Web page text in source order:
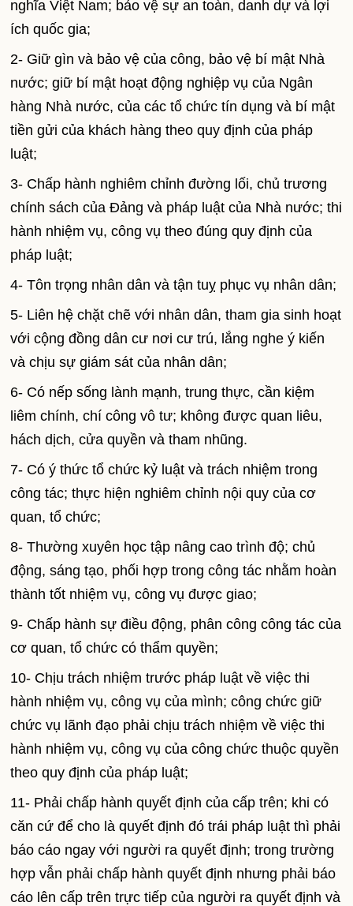
nghĩa Việt Nam; bảo vệ sự an toàn, danh dự và lợi
ích quốc gia;
2- Giữ gìn và bảo vệ của công, bảo vệ bí mật Nhà
nước; giữ bí mật hoạt động nghiệp vụ của Ngân
hàng Nhà nước, của các tổ chức tín dụng và bí mật
tiền gửi của khách hàng theo quy định của pháp
luật;
3- Chấp hành nghiêm chỉnh đường lối, chủ trương
chính sách của Đảng và pháp luật của Nhà nước; thi
hành nhiệm vụ, công vụ theo đúng quy định của
pháp luật;
4- Tôn trọng nhân dân và tận tuỵ phục vụ nhân dân;
5- Liên hệ chặt chẽ với nhân dân, tham gia sinh hoạt
với cộng đồng dân cư nơi cư trú, lắng nghe ý kiến
và chịu sự giám sát của nhân dân;
6- Có nếp sống lành mạnh, trung thực, cần kiệm
liêm chính, chí công vô tư; không được quan liêu,
hách dịch, cửa quyền và tham nhũng.
7- Có ý thức tổ chức kỷ luật và trách nhiệm trong
công tác; thực hiện nghiêm chỉnh nội quy của cơ
quan, tổ chức;
8- Thường xuyên học tập nâng cao trình độ; chủ
động, sáng tạo, phối hợp trong công tác nhằm hoàn
thành tốt nhiệm vụ, công vụ được giao;
9- Chấp hành sự điều động, phân công công tác của
cơ quan, tổ chức có thẩm quyền;
10- Chịu trách nhiệm trước pháp luật về việc thi
hành nhiệm vụ, công vụ của mình; công chức giữ
chức vụ lãnh đạo phải chịu trách nhiệm về việc thi
hành nhiệm vụ, công vụ của công chức thuộc quyền
theo quy định của pháp luật;
11- Phải chấp hành quyết định của cấp trên; khi có
căn cứ để cho là quyết định đó trái pháp luật thì phải
báo cáo ngay với người ra quyết định; trong trường
hợp vẫn phải chấp hành quyết định nhưng phải báo
cáo lên cấp trên trực tiếp của người ra quyết định và